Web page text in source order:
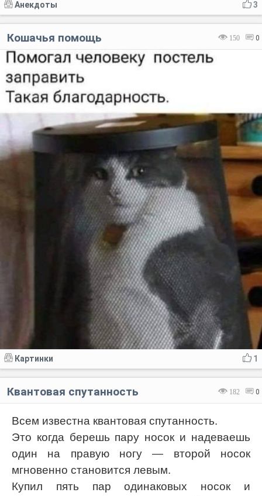
3
Анекдоты
150 0
Кошачья помощь
1
Картинки
182 0
Квантовая спутанность
Всем известна квантовая спутанность.
Это когда берешь пару носок и надеваешь
один на правую ногу — второй носок
мгновенно становится левым.
Купил пять пар одинаковых носок и